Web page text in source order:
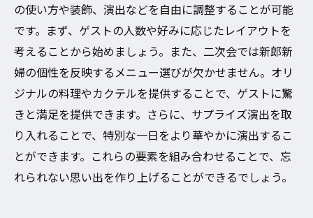
の使い方や装飾、演出などを自由に調整することが可能
です。まず、ゲストの人数や好みに応じたレイアウトを
考えることから始めましょう。また、二次会では新郎新
婦の個性を反映するメニュー選びが欠かせません。オリ
ジナルの料理やカクテルを提供することで、ゲストに驚
きと満足を提供できます。さらに、サプライズ演出を取
り入れることで、特別な一日をより華やかに演出するこ
とができます。これらの要素を組み合わせることで、忘
れられない思い出を作り上げることができるでしょう。